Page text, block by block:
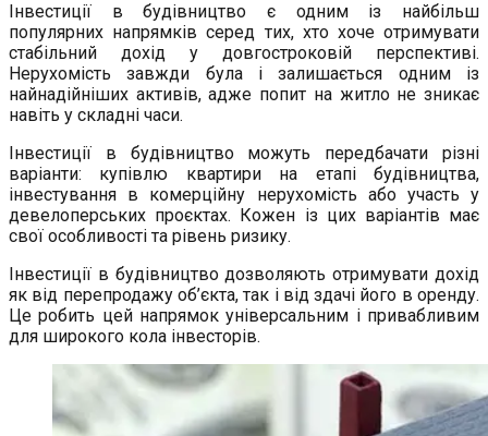
Інвестиції в будівництво є одним із найбільш
популярних напрямків серед тих, хто хоче отримувати
стабільний дохід у довгостроковій перспективі.
Нерухомість завжди була і залишається одним із
найнадійніших активів, адже попит на житло не зникає
навіть у складні часи.
Інвестиції в будівництво можуть передбачати різні
варіанти: купівлю квартири на етапі будівництва,
інвестування в комерційну нерухомість або участь у
девелоперських проєктах. Кожен із цих варіантів має
свої особливості та рівень ризику.
Інвестиції в будівництво дозволяють отримувати дохід
як від перепродажу об’єкта, так і від здачі його в оренду.
Це робить цей напрямок універсальним і привабливим
для широкого кола інвесторів.